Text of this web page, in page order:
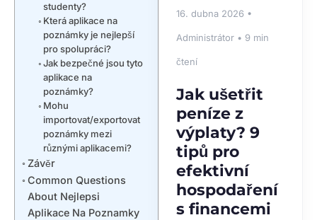
studenty?
Která aplikace na
poznámky je nejlepší
pro spolupráci?
Jak bezpečné jsou tyto
aplikace na
poznámky?
Mohu
importovat/exportovat
poznámky mezi
různými aplikacemi?
Závěr
Common Questions
About Nejlepsi
Aplikace Na Poznamky
16. dubna 2026 •
Administrátor • 9 min
čtení
Jak ušetřit
peníze z
výplaty? 9
tipů pro
efektivní
hospodaření
s financemi